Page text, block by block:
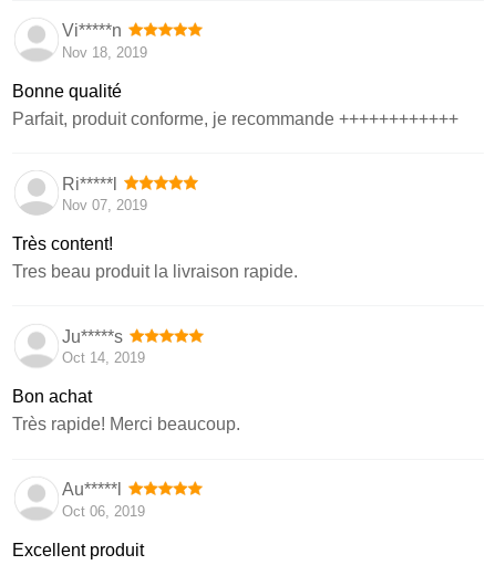
Vi*****n
Nov 18, 2019
Bonne qualité
Parfait, produit conforme, je recommande ++++++++++++
Ri*****l
Nov 07, 2019
Très content!
Tres beau produit la livraison rapide.
Ju*****s
Oct 14, 2019
Bon achat
Très rapide! Merci beaucoup.
Au*****l
Oct 06, 2019
Excellent produit